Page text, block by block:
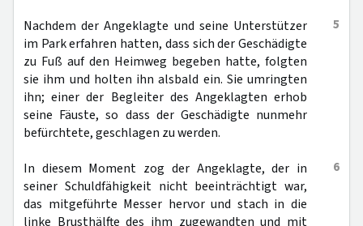
5
Nachdem der Angeklagte und seine Unterstützer
im Park erfahren hatten, dass sich der Geschädigte
zu Fuß auf den Heimweg begeben hatte, folgten
sie ihm und holten ihn alsbald ein. Sie umringten
ihn; einer der Begleiter des Angeklagten erhob
seine Fäuste, so dass der Geschädigte nunmehr
befürchtete, geschlagen zu werden.
6
In diesem Moment zog der Angeklagte, der in
seiner Schuldfähigkeit nicht beeinträchtigt war,
das mitgeführte Messer hervor und stach in die
linke Brusthälfte des ihm zugewandten und mit